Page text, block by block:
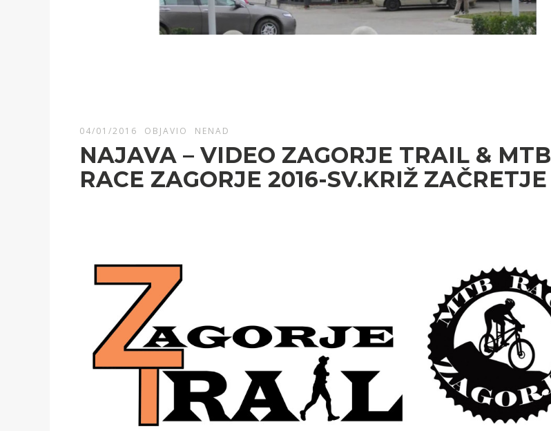
04/01/2016 OBJAVIO NENAD
NAJAVA – VIDEO ZAGORJE TRAIL & MTB
RACE ZAGORJE 2016-SV.KRIŽ ZAČRETJE